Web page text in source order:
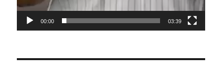
00:00 03:39